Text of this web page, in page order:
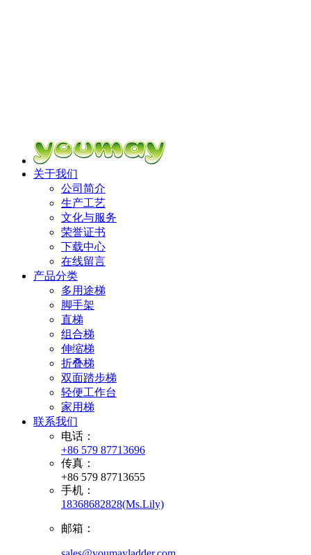
关于我们
公司简介
生产工艺
文化与服务
荣誉证书
下载中心
在线留言
产品分类
多用途梯
脚手架
直梯
组合梯
伸缩梯
折叠梯
双面踏步梯
轻便工作台
家用梯
联系我们
电话：
+86 579 87713696
传真：
+86 579 87713655
手机：
18368682828(Ms.Lily)
邮箱：